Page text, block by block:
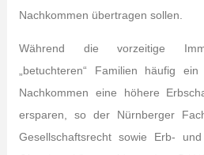
Nachkommen übertragen sollen.
Während die vorzeitige
„betuchteren“ Familien häufig
Nachkommen eine höhere
ersparen, so der Nürnberger
Gesellschaftsrecht sowie Erb-